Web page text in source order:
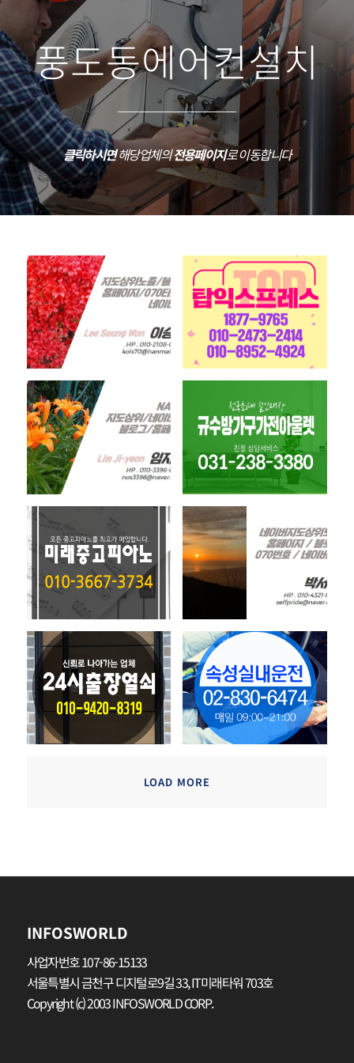
풍도동에어컨설치
클릭하시면해당업체의전용페이지로 이동합니다
LOAD MORE
INFOSWORLD
사업자번호 107-86-15133
서울특별시 금천구 디지털로9길 33, IT미래타워 703호
Copyright (c) 2003 INFOSWORLD CORP.